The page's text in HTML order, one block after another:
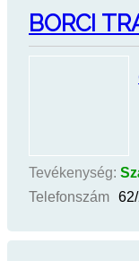
BORCI
Tevékenység:
Telefonszám